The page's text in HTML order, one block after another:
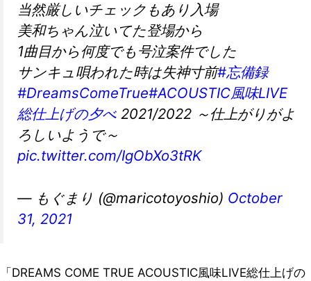
当然厳しいチェックもあり入場
美和ちゃん泣いてた登場から
1曲目から何度でも号泣案件でした
サンキュ唄われた時は失神寸前#忘備録
#DreamsComeTrue#ACOUSTIC風味LIVE
総仕上げの夕べ 2021/2022 ～仕上がりがよ
ろしいようで～
pic.twitter.com/IgObXo3tRK
— もぐまり (@maricotoyoshio) October
31, 2021
「DREAMS COME TRUE ACOUSTIC風味LIVE総仕上げの